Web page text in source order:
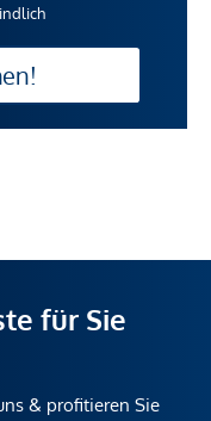
für Sie
& profitieren Sie